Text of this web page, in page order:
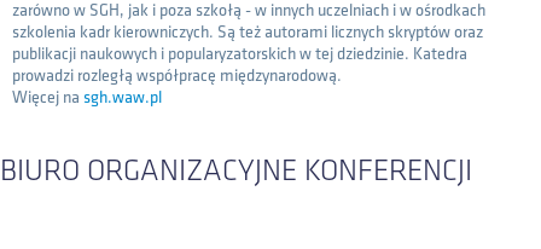
zarówno w SGH, jak i poza szkołą - w innych uczelniach i w ośrodkach
szkolenia kadr kierowniczych. Są też autorami licznych skryptów oraz
publikacji naukowych i popularyzatorskich w tej dziedzinie. Katedra
prowadzi rozległą współpracę międzynarodową.
Więcej na sgh.waw.pl
BIURO ORGANIZACYJNE KONFERENCJI